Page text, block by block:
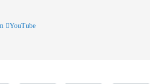
YouTube